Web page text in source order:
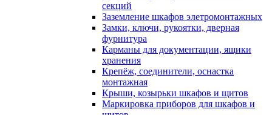
секций
Заземление шкафов элетромонтажных
Замки, ключи, рукоятки, дверная
фурнитура
Карманы для документации, ящики
хранения
Крепёж, соединители, оснастка
монтажная
Крыши, козырьки шкафов и щитов
Маркировка приборов для шкафов и